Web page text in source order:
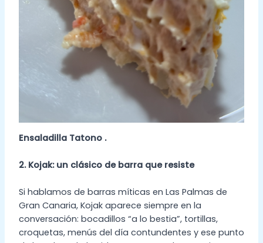
Ensaladilla Tatono .
2. Kojak: un clásico de barra que resiste
Si hablamos de barras míticas en Las Palmas de
Gran Canaria, Kojak aparece siempre en la
conversación: bocadillos “a lo bestia”, tortillas,
croquetas, menús del día contundentes y ese punto